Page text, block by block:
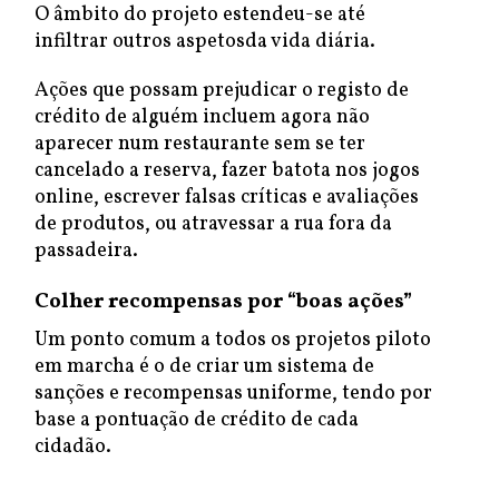
O âmbito do projeto estendeu-se até
infiltrar outros aspetosda vida diária.
Ações que possam prejudicar o registo de
crédito de alguém incluem agora não
aparecer num restaurante sem se ter
cancelado a reserva, fazer batota nos jogos
online, escrever falsas críticas e avaliações
de produtos, ou atravessar a rua fora da
passadeira.
Colher recompensas por “boas ações”
Um ponto comum a todos os projetos piloto
em marcha é o de criar um sistema de
sanções e recompensas uniforme, tendo por
base a pontuação de crédito de cada
cidadão.